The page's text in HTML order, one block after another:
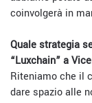
coinvolgerà in
Quale strategia
“Luxchain” a
Riteniamo che il
dare spazio alle